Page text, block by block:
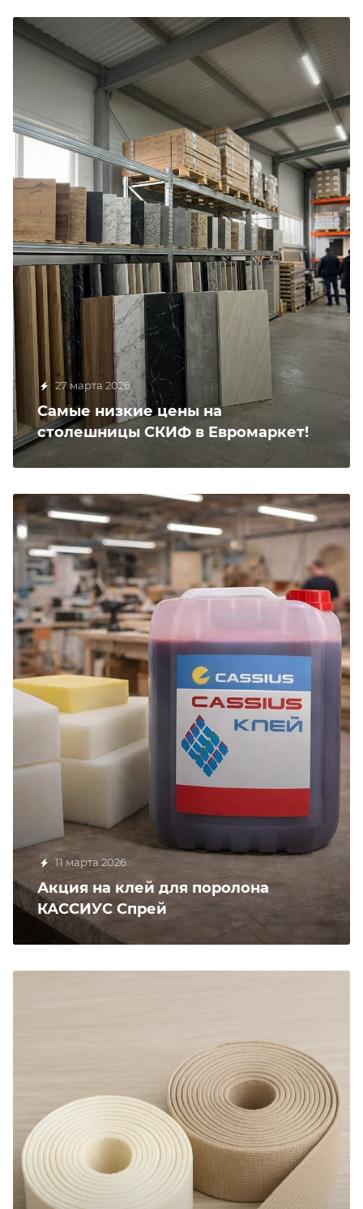
27 марта 2026
Самые низкие цены на
столешницы СКИФ в Евромаркет!
11 марта 2026
Акция на клей для поролона
КАССИУС Спрей